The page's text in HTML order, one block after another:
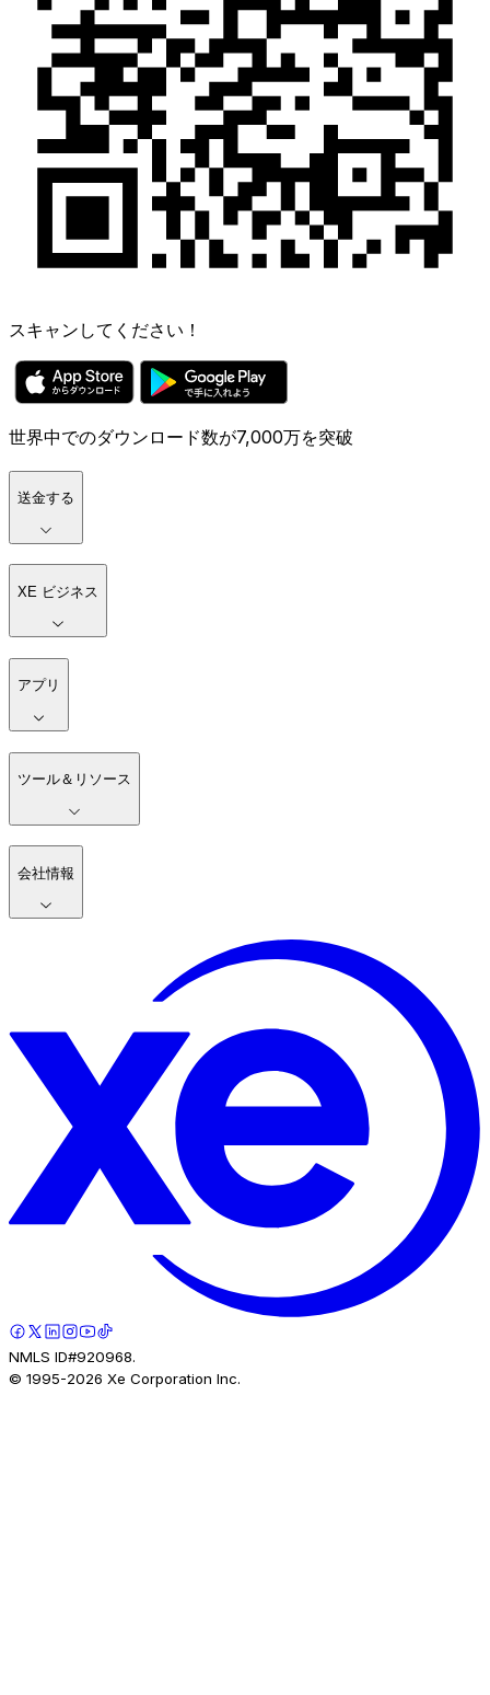
スキャンしてください！
世界中でのダウンロード数が7,000万を突破
送金する
XE ビジネス
アプリ
ツール＆リソース
会社情報
NMLS ID#920968.
© 1995-2026 Xe Corporation Inc.